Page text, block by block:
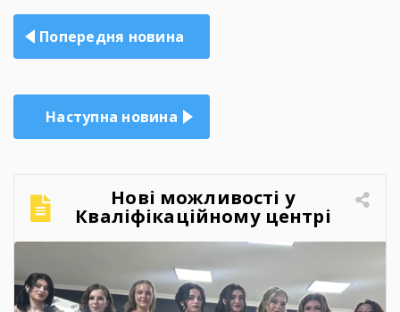
Навігація
записів
Попередня новина
Наступна новина
Нові можливості у
Кваліфікаційному центрі
Брошнівського професійного
лісопромислового ліцею!